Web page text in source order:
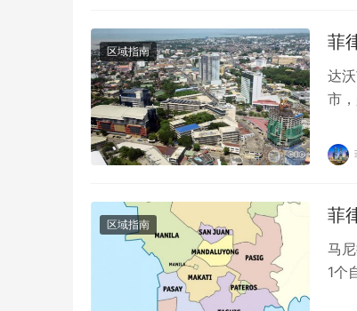
区域指南 菲
达
市
区域指南 菲
马
1个